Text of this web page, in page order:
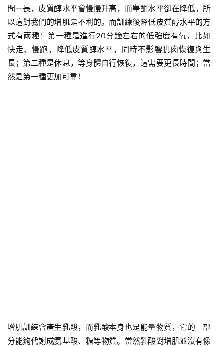
間一長，皮質醇水平會慢慢升高，而睾酮水平卻在降低，所
以這對我們的增肌是不利的。而訓練後降低皮質醇水平的方
式有兩種：第一種是進行20分鐘左右的低強度有氧，比如
快走、慢跑，降低皮質醇水平，同時不影響肌肉恢復與生
長；第二種是休息，等身體自行恢復，這需要更長時間；當
然是第一種更加可靠！
增肌訓練會產生乳酸，而乳酸本身也是能量物質，它的一部
分能夠代謝成氨基酸、糖等物質。當然乳酸對增肌並沒有像